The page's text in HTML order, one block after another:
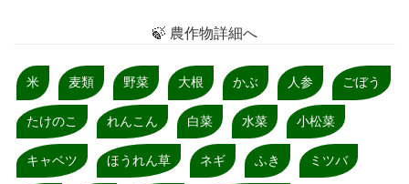
🍃 農作物詳細へ
米 麦類 野菜 大根 かぶ 人参 ごぼう
たけのこ れんこん 白菜 水菜 小松菜
キャベツ ほうれん草 ネギ ふき ミツバ